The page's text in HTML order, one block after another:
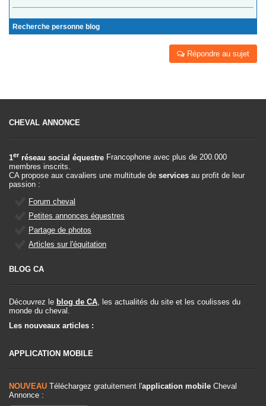
Recherche personne blog
Répondre au sujet
CHEVAL ANNONCE
1er réseau social équestre Francophone avec plus de 200.000
membres inscrits.
CA propose aux cavaliers une multitude de services au profit de leur
passion :
Forum cheval
Petites annonces équestres
Partage de photos
Articles sur l'équitation
BLOG CA
Découvrez le blog de CA , les actualités du site et les coulisses du
monde du cheval.
Les nouveaux articles :
APPLICATION MOBILE
NOUVEAU Téléchargez gratuitement l'application mobile Cheval
Annonce :